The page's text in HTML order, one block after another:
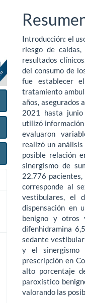
Introducción: el
riesgo de
resultados
del consumo de
fue establecer
tratamiento
años, asegurados
2021 hasta
utilizó información
evaluaron
realizó un
posible relación
sinergismo de
22.776 pacientes,
corresponde al
vestibulares, el
dispensación en
benigno y otros
difenhidramina
sedante
y el sinergismo
prescripción en
alto porcentaje
paroxístico
valorando las